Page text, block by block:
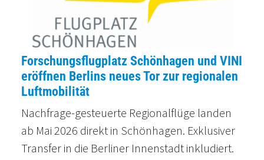
Forschungsflugplatz Schönhagen und VINI
eröffnen Berlins neues Tor zur regionalen
Luftmobilität
Nachfrage-gesteuerte Regionalflüge landen
ab Mai 2026 direkt in Schönhagen. Exklusiver
Transfer in die Berliner Innenstadt inkludiert.